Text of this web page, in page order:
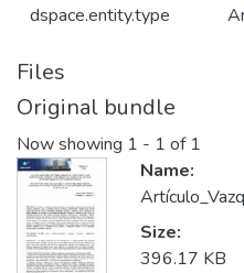
dspace.entity.type
Files
Original bundle
Now showing 1 - 1 of 1
Name:
Size:
396.17 KB